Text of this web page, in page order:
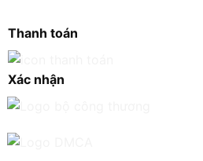
Thanh toán
Xác nhận